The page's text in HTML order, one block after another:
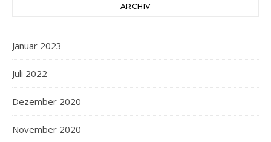
ARCHIV
Januar 2023
Juli 2022
Dezember 2020
November 2020